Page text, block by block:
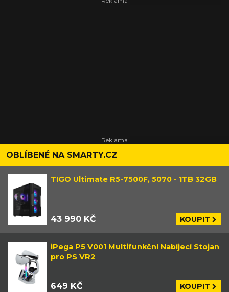
OBLÍBENÉ NA SMARTY.CZ
TIGO Ultimate R5-7500F, 5070 - 1TB 32GB
43 990 KČ KOUPIT
iPega P5 V001 Multifunkční Nabíjecí Stojan
pro PS VR2
649 KČ KOUPIT